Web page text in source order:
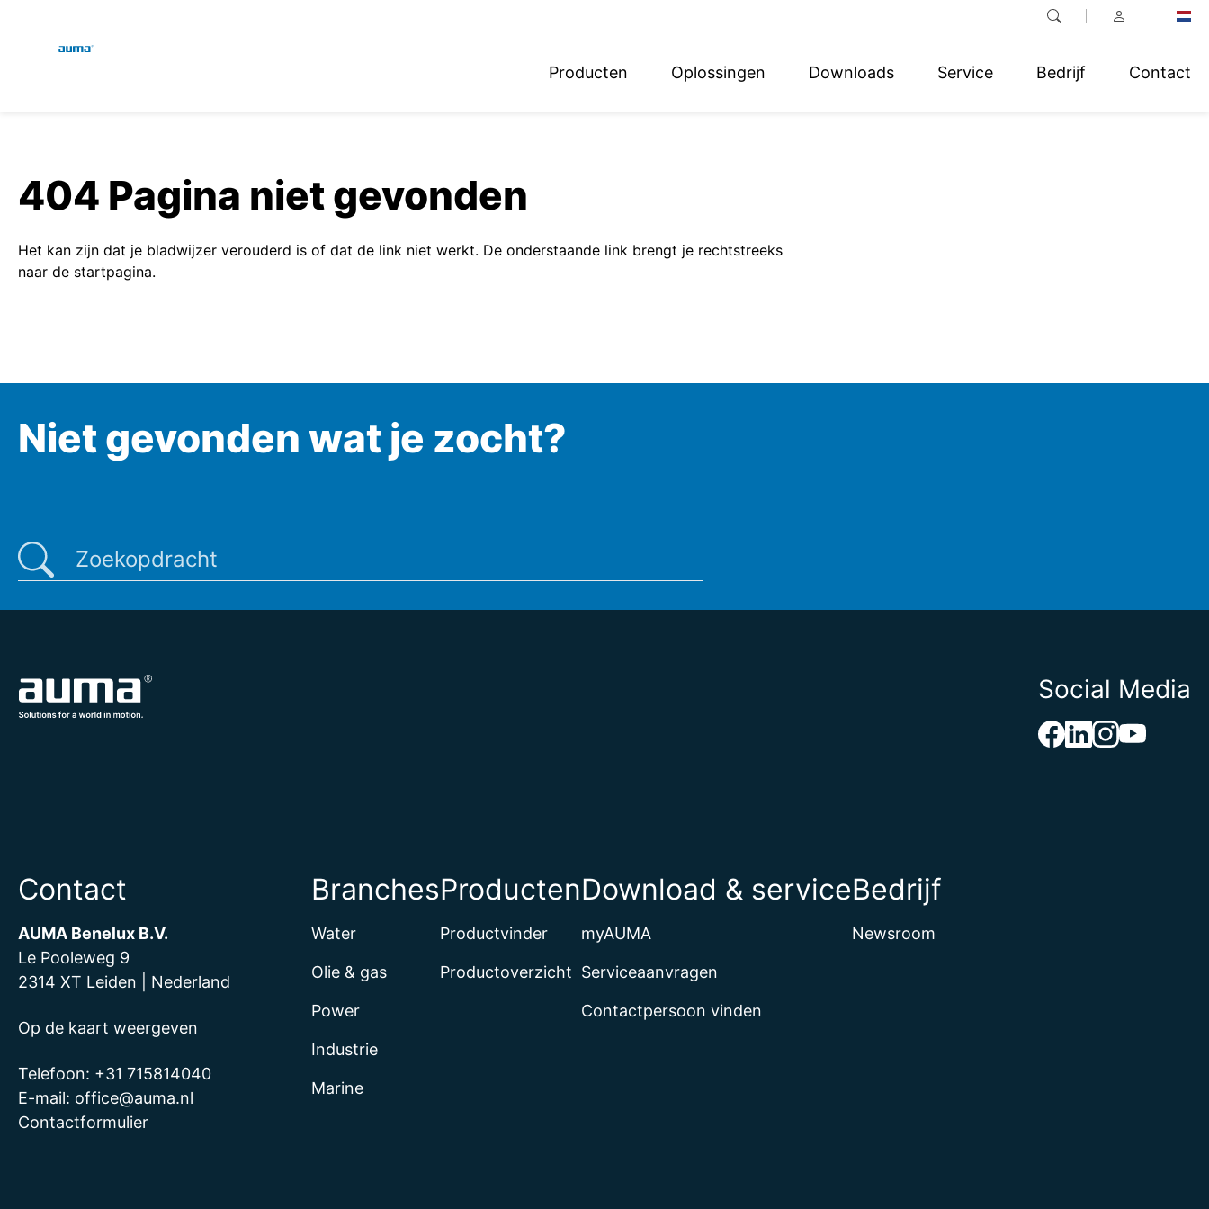
Producten Oplossingen Downloads Service Bedrijf Contact
Europa
Azië en Stille Oceaan
404 Pagina niet gevonden
Het kan zijn dat je bladwijzer verouderd is of dat de link niet werkt. De onderstaande link brengt je rechtstreeks
naar de startpagina.
Niet gevonden wat je zocht?
Social Media
Contact
AUMA Benelux B.V.
Le Pooleweg 9
2314 XT Leiden | Nederland
Op de kaart weergeven
Telefoon: +31 715814040
E-mail: office@auma.nl
Contactformulier
Branches
Water
Olie & gas
Power
Industrie
Marine
Producten
Productvinder
Productoverzicht
Download & service
myAUMA
Serviceaanvragen
Contactpersoon vinden
Bedrijf
Newsroom